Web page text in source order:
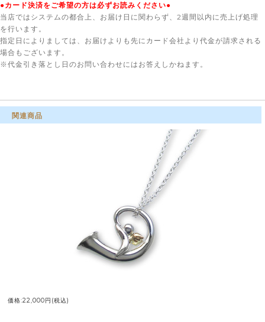
●カード決済をご希望の方は必ずお読みください●
当店ではシステムの都合上、お届け日に関わらず、2週間以内に売上げ処理
を行います。
指定日によりましては、お届けよりも先にカード会社より代金が請求される
場合もございます。
※代金引き落とし日のお問い合わせにはお答えしかねます。
関連商品
価格:22,000円(税込)